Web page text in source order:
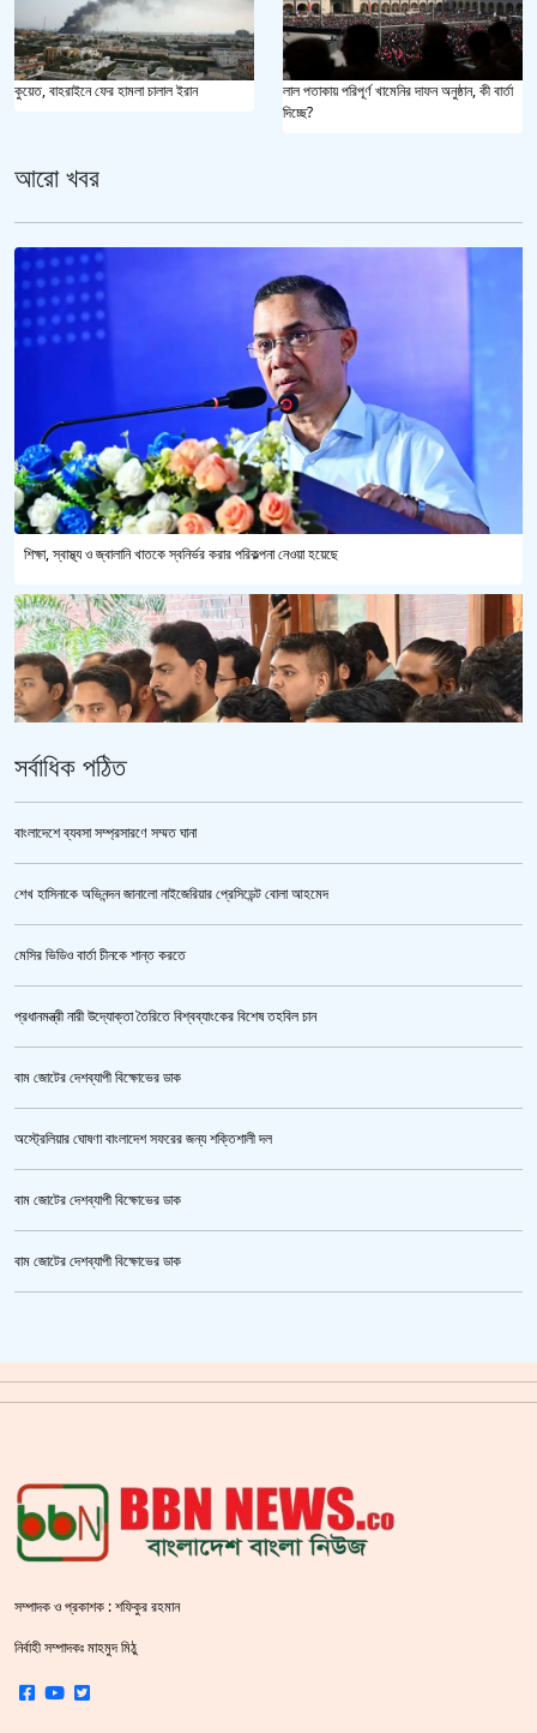
কুয়েত, বাহরাইনে ফের হামলা চালাল ইরান
লাল পতাকায় পরিপূর্ণ খামেনির দাফন অনুষ্ঠান, কী বার্তা
দিচ্ছে?
আরো খবর
শিক্ষা, স্বাস্থ্য ও জ্বালানি খাতকে স্বনির্ভর করার পরিকল্পনা নেওয়া হয়েছে
ভারতকে ভয় পেয়েই কি ফেলানী ও মোদিবিরোধী আন্দোলনের ছবি সরানো হয়েছে?’
সর্বাধিক পঠিত
বাংলাদেশে ব্যবসা সম্প্রসারণে সম্মত ঘানা
শেখ হাসিনাকে অভিনন্দন জানালো নাইজেরিয়ার প্রেসিডেন্ট বোলা আহমেদ
মেসির ভিডিও বার্তা চীনকে শান্ত করতে
প্রধানমন্ত্রী নারী উদ্যোক্তা তৈরিতে বিশ্বব্যাংকের বিশেষ তহবিল চান
বাম জোটের দেশব্যাপী বিক্ষোভের ডাক
অস্ট্রেলিয়ার ঘোষণা বাংলাদেশ সফরের জন্য শক্তিশালী দল
বাম জোটের দেশব্যাপী বিক্ষোভের ডাক
বাম জোটের দেশব্যাপী বিক্ষোভের ডাক
গাজীপুর মহাসড়ক অবরোধ,সিটি করপোরেশনের গাড়ি চাপায় শ্রমিক নিহত
জাল ভিসায় ইউরোপে মানুষ পাঠানোর অভিযোগে,শাহজালাল থেকে গ্রেপ্তার পাঁচজন
‘শ্লীলতাহানির সত্যতা’ মিলেছে শিক্ষক মুরাদের বিরুদ্ধে
স্বরাষ্ট্রমন্ত্রীর হুঁশিয়ারি বিএনপিকে ক‌ঠোর হ‌স্তে দমন করা হবে :
সম্পাদক ও প্রকাশক : শফিকুর রহমান
নির্বাহী সম্পাদকঃ মাহমুদ মিঠু